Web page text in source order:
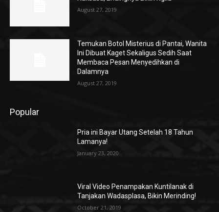
August 27, 2019
Temukan Botol Misterius di Pantai, Wanita
Ini Dibuat Kaget Sekaligus Sedih Saat
Membaca Pesan Menyedihkan di
Dalamnya
August 27, 2019
Popular
Pria ini Bayar Utang Setelah 18 Tahun
Lamanya!
January 23, 2020
Viral Video Penampakan Kuntilanak di
Tanjakan Wadasplasa, Bikin Merinding!
October 21, 2019